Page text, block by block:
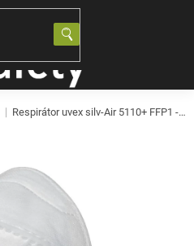
Respirátor uvex silv-Air 5110+ FFP1 - 15ks